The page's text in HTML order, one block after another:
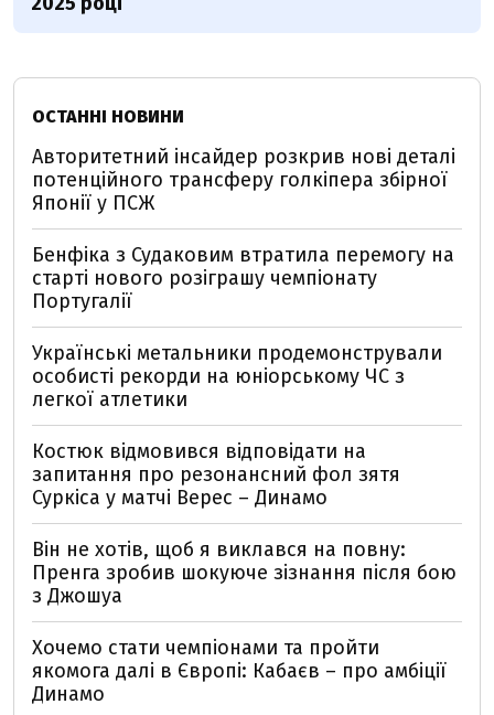
ОСТАННІ НОВИНИ
Авторитетний інсайдер розкрив нові деталі
потенційного трансферу голкіпера збірної
Японії у ПСЖ
Бенфіка з Судаковим втратила перемогу на
старті нового розіграшу чемпіонату
Португалії
Українські метальники продемонстрували
особисті рекорди на юніорському ЧС з
легкої атлетики
Костюк відмовився відповідати на
запитання про резонансний фол зятя
Суркіса у матчі Верес – Динамо
Він не хотів, щоб я виклався на повну:
Пренга зробив шокуюче зізнання після бою
з Джошуа
Хочемо стати чемпіонами та пройти
якомога далі в Європі: Кабаєв – про амбіції
Динамо